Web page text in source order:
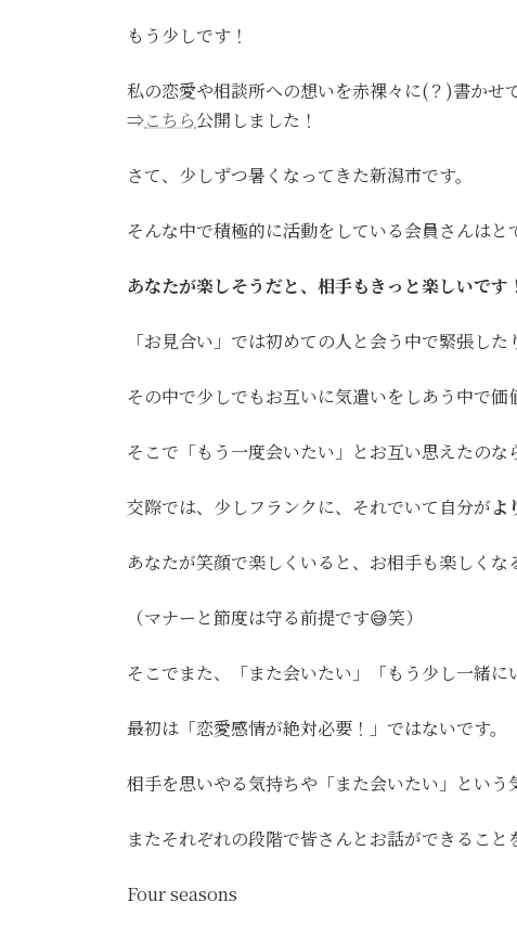
もう少しです！
私の恋愛や相談所への想いを赤裸々に(？)書かせ
⇒こちら公開しました！
さて、少しずつ暑くなってきた新潟市です。
そんな中で積極的に活動をしている会員さんはと
あなたが楽しそうだと、相手もきっと楽しいです！
「お見合い」では初めての人と会う中で緊張し
その中で少しでもお互いに気遣いをしあう中で価
そこで「もう一度会いたい」とお互い思えたのな
交際では、少しフランクに、それでいて自分がよ
あなたが笑顔で楽しくいると、お相手も楽しくな
（マナーと節度は守る前提です😅笑）
そこでまた、「また会いたい」「もう少し一緒に
最初は「恋愛感情が絶対必要！」ではないです。
相手を思いやる気持ちや「また会いたい」という
またそれぞれの段階で皆さんとお話ができるこ
Four seasons